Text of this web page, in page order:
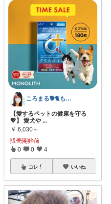
ころまる🐕🐈もふもふ愛好家💓
【愛するペットの健康を守る
💖】 愛犬や ...
￥ 6,030～
販売開始前
0 0 4
コレ いいね